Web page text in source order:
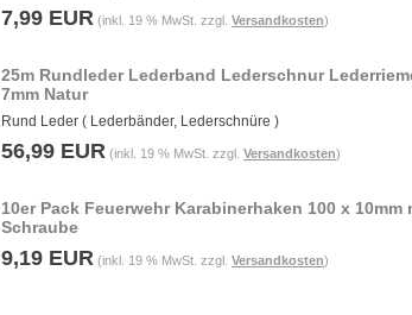
7,99 EUR (inkl. 19 % MwSt. zzgl. Versandkosten)
25m Rundleder Lederband Lederschnur
7mm Natur
Rund Leder ( Lederbänder, Lederschnüre )
56,99 EUR (inkl. 19 % MwSt. zzgl. Versandkosten)
10er Pack Feuerwehr Karabinerhaken 100 x 10mm
Schraube
9,19 EUR (inkl. 19 % MwSt. zzgl. Versandkosten)